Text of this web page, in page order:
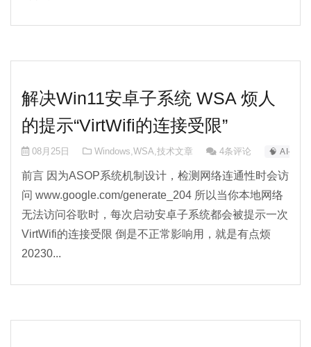
解决Win11安卓子系统 WSA 烦人
的提示“VirtWifi的连接受限”
08月25日 Windows,WSA,技术文章 4条评论 🧠 AI-0
前言 因为ASOP系统机制设计，检测网络连通性时会访
问 www.google.com/generate_204 所以当你本地网络
无法访问谷歌时，每次启动安卓子系统都会被提示一次
VirtWifi的连接受限 倒是不正常影响用，就是有点烦
20230...